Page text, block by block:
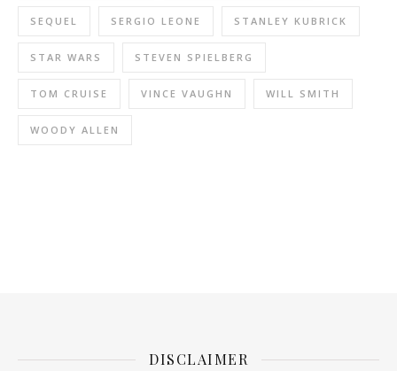
SEQUEL SERGIO LEONE STANLEY KUBRICK
STAR WARS STEVEN SPIELBERG
TOM CRUISE VINCE VAUGHN WILL SMITH
WOODY ALLEN
DISCLAIMER